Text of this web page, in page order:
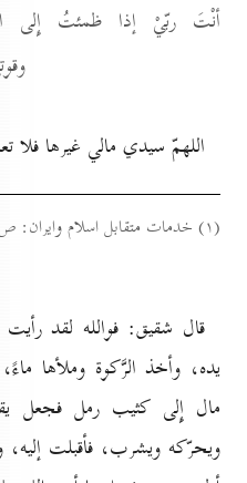
أنْتَ ربّيْ إذا ظمئتُ إِلى
اللهمّ سيدي مالي غيرها فلا
(۱) خدمات متقابل اسلام وايران: ص٦٤٦.
قال شقيق: فوالله لقد رأيت
يده، وأخذ الرَّكوة وملأها
مال إِلى كثيب رمل فجعل
ويحرّكه ويشرب، فأقبلت